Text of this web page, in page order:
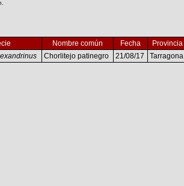
Nombre común Fecha
Provincia
Chorlitejo patinegro 21/08/17 Tarragona